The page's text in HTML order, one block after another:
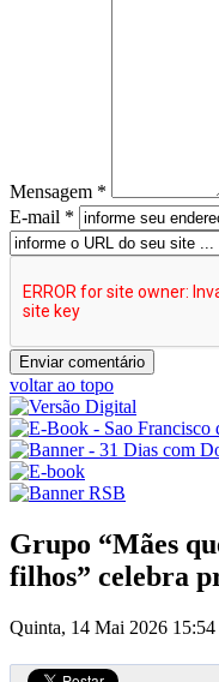
Mensagem *
E-mail *
voltar ao topo
Grupo “Mães
filhos” celebra
Quinta, 14 Mai 2026 15:54